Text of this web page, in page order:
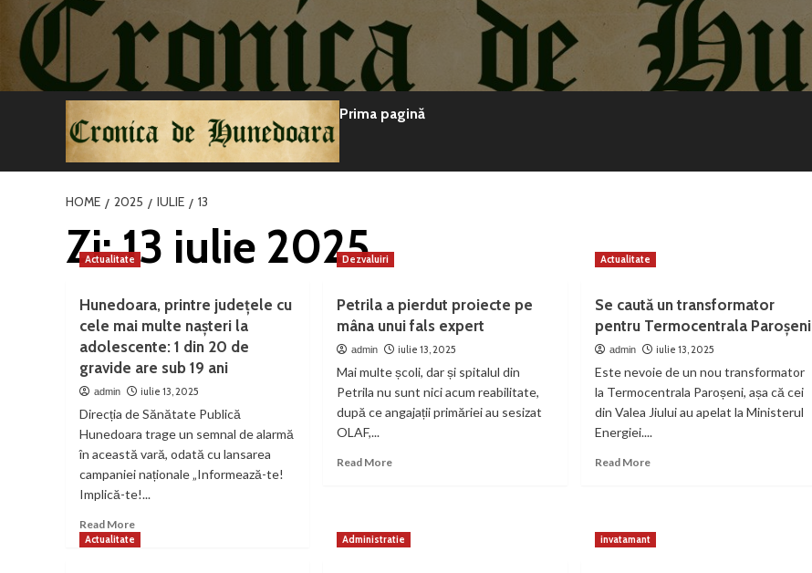
conținut
Prima pagină
HOME 2025 IULIE 13
Zi:13 iulie 2025
Actualitate
Hunedoara, printre județele cu
cele mai multe nașteri la
adolescente: 1 din 20 de
gravide are sub 19 ani
admin iulie 13, 2025
Direcția de Sănătate Publică
Hunedoara trage un semnal de alarmă
în această vară, odată cu lansarea
campaniei naționale „Informează-te!
Implică-te!...
Read MoreRead
Dezvaluiri
Petrila a pierdut proiecte pe
mâna unui fals expert
admin iulie 13, 2025
Mai multe școli, dar și spitalul din
Petrila nu sunt nici acum reabilitate,
după ce angajații primăriei au sesizat
OLAF,...
Read MoreRead
a
pierdut
Actualitate
Se caută un transformator
pentru Termocentrala Paroșeni
admin iulie 13, 2025
Este nevoie de un nou transformator
la Termocentrala Paroșeni, așa că cei
din Valea Jiului au apelat la Ministerul
Energiei....
Read MoreRead
caută
un
Actualitate Administratie invatamant